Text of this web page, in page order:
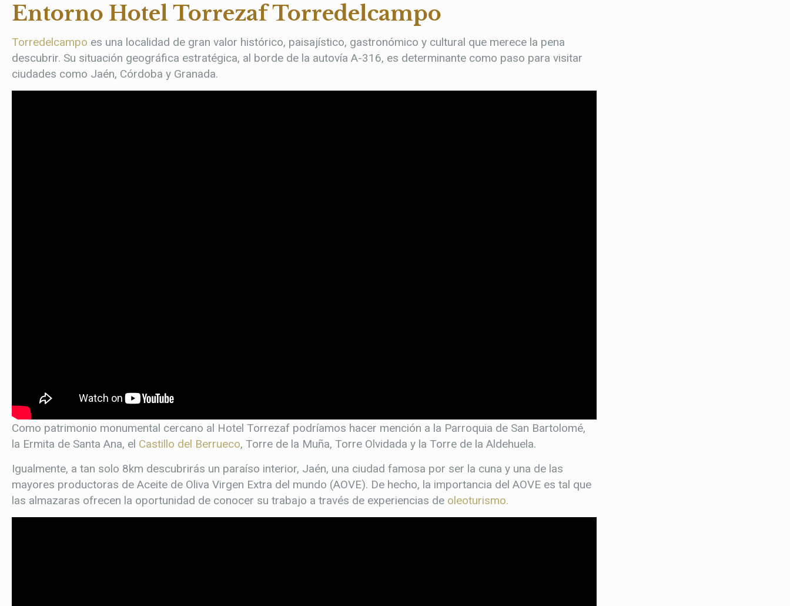
Entorno Hotel Torrezaf Torredelcampo
Torredelcampo es una localidad de gran valor histórico, paisajístico, gastronómico y cultural que merece la pena
descubrir. Su situación geográfica estratégica, al borde de la autovía A-316, es determinante como paso para visitar
ciudades como Jaén, Córdoba y Granada.
Como patrimonio monumental cercano al Hotel Torrezaf podríamos hacer mención a la Parroquia de San Bartolomé,
la Ermita de Santa Ana, el Castillo del Berrueco, Torre de la Muña, Torre Olvidada y la Torre de la Aldehuela.
Igualmente, a tan solo 8km descubrirás un paraíso interior, Jaén, una ciudad famosa por ser la cuna y una de las
mayores productoras de Aceite de Oliva Virgen Extra del mundo (AOVE). De hecho, la importancia del AOVE es tal que
las almazaras ofrecen la oportunidad de conocer su trabajo a través de experiencias de oleoturismo.